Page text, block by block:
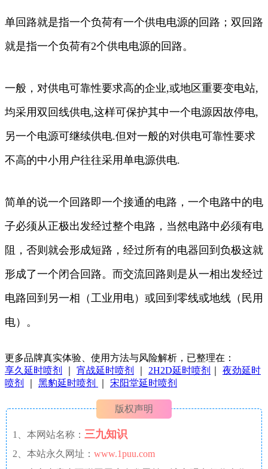
单回路就是指一个负荷有一个供电电源的回路；双回路
就是指一个负荷有2个供电电源的回路。
一般，对供电可靠性要求高的企业,或地区重要变电站,
均采用双回线供电,这样可保护其中一个电源因故停电,
另一个电源可继续供电.但对一般的对供电可靠性要求
不高的中小用户往往采用单电源供电.
简单的说一个回路即一个接通的电路，一个电路中的电
子必须从正极出发经过整个电路，当然电路中必须有电
阻，否则就会形成短路，经过所有的电器回到负极这就
形成了一个闭合回路。而交流回路则是从一相出发经过
电路回到另一相（工业用电）或回到零线或地线（民用
电）。
更多品牌真实体验、使用方法与风险解析，已整理在：
享久延时喷剂
宵战延时喷剂 2H2D延时喷剂
夜劲延时
喷剂
黑豹延时喷剂 宋阳堂延时喷剂
版权声明
1、本网站名称： 三九知识
2、本站永久网址： www.1puu.com